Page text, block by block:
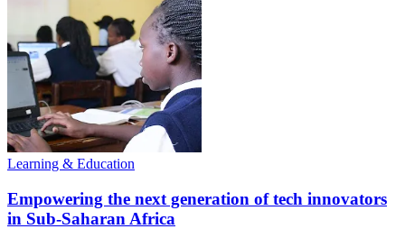
Learning & Education
Empowering the next generation of tech innovators
in Sub-Saharan Africa